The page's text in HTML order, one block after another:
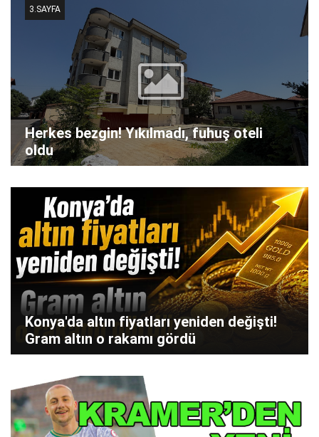
Herkes bezgin! Yıkılmadı, fuhuş oteli
oldu
3.SAYFA
Konya'da altın fiyatları yeniden değişti!
Gram altın o rakamı gördü